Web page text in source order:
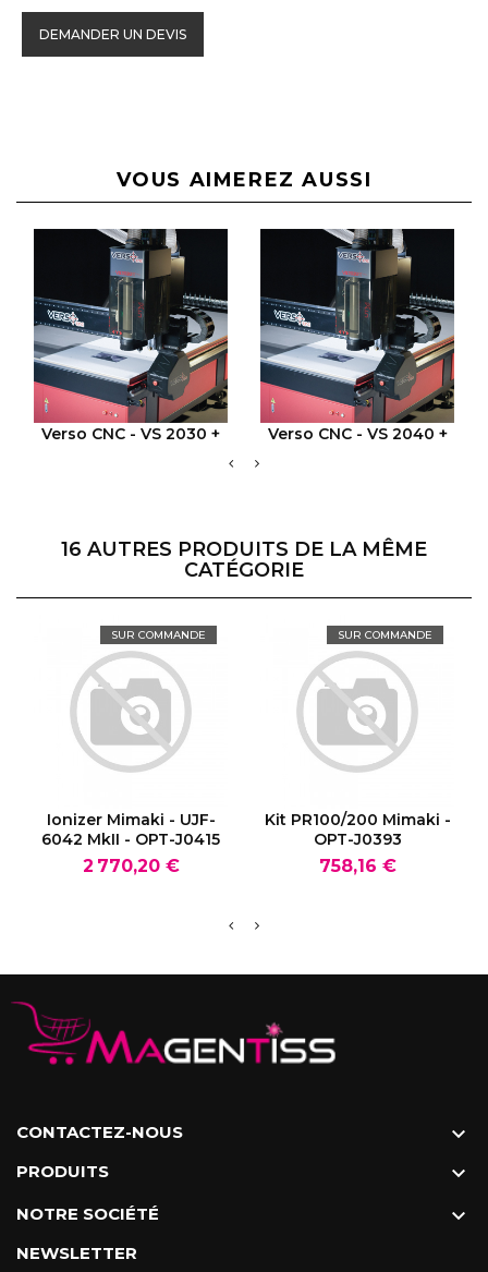
DEMANDER UN DEVIS
VOUS AIMEREZ AUSSI
VOIR LE PRODUIT
Verso CNC - VS 2030 + VOIR LE PRODUIT
Verso CNC - VS 2040 +
16 AUTRES PRODUITS DE LA MÊME
CATÉGORIE
SUR COMMANDE
VOIR LE PRODUIT
Ionizer Mimaki - UJF-
6042 MkII - OPT-J0415
Prix
2 770,20 €
SUR COMMANDE
VOIR LE PRODUIT
Kit PR100/200 Mimaki -
OPT-J0393
Prix
758,16 €
CONTACTEZ-NOUS 
PRODUITS 
NOTRE SOCIÉTÉ 
NEWSLETTER